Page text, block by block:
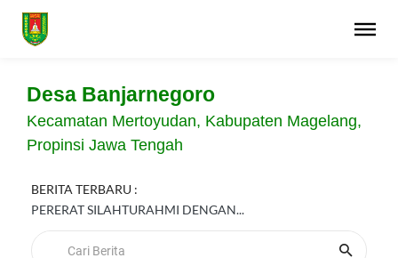
Desa Banjarnegoro
Kecamatan Mertoyudan, Kabupaten Magelang,
Propinsi Jawa Tengah
BERITA TERBARU :
PERERAT SILAHTURAHMI DENGAN...